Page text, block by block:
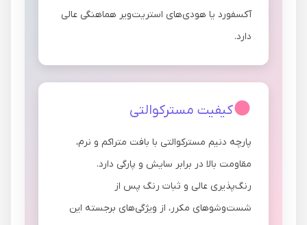
آکسفورد یا هودی‌های استریت‌ویر هماهنگی عالی
دارد.
کیفیت مسترکوالتی
پارچه دنیم مسترکوالتی با بافت متراکم و نرم،
مقاومت بالا در برابر سایش و پارگی دارد.
رنگ‌پذیری عالی و ثبات رنگ پس از
شست‌وشوهای مکرر، از ویژگی‌های برجسته این